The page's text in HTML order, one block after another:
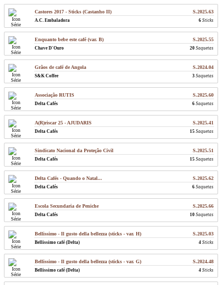
Castores 2017 - Sticks (Castanho II) S.2025.63
A.C. Embaladora 6 Sticks
Enquanto bebe este café (var. B) S.2025.55
Chave D'Ouro 20 Saquetas
Grãos de café de Angola S.2024.04
S&K Coffee 3 Saquetas
Associação RUTIS S.2025.60
Delta Cafés 6 Saquetas
A(R)riscar 25 - AJUDARIS S.2025.41
Delta Cafés 15 Saquetas
Sindicato Nacional da Proteção Civil S.2025.51
Delta Cafés 15 Saquetas
Delta Cafés - Quando o Natal... S.2025.62
Delta Cafés 6 Saquetas
Escola Secundaria de Peniche S.2025.66
Delta Cafés 10 Saquetas
Bellissimo - Il gusto della bellezza (sticks - var. H) S.2025.03
Bellissimo café (Delta) 4 Sticks
Bellissimo - Il gusto della bellezza (sticks - var. G) S.2024.48
Bellissimo café (Delta) 4 Sticks